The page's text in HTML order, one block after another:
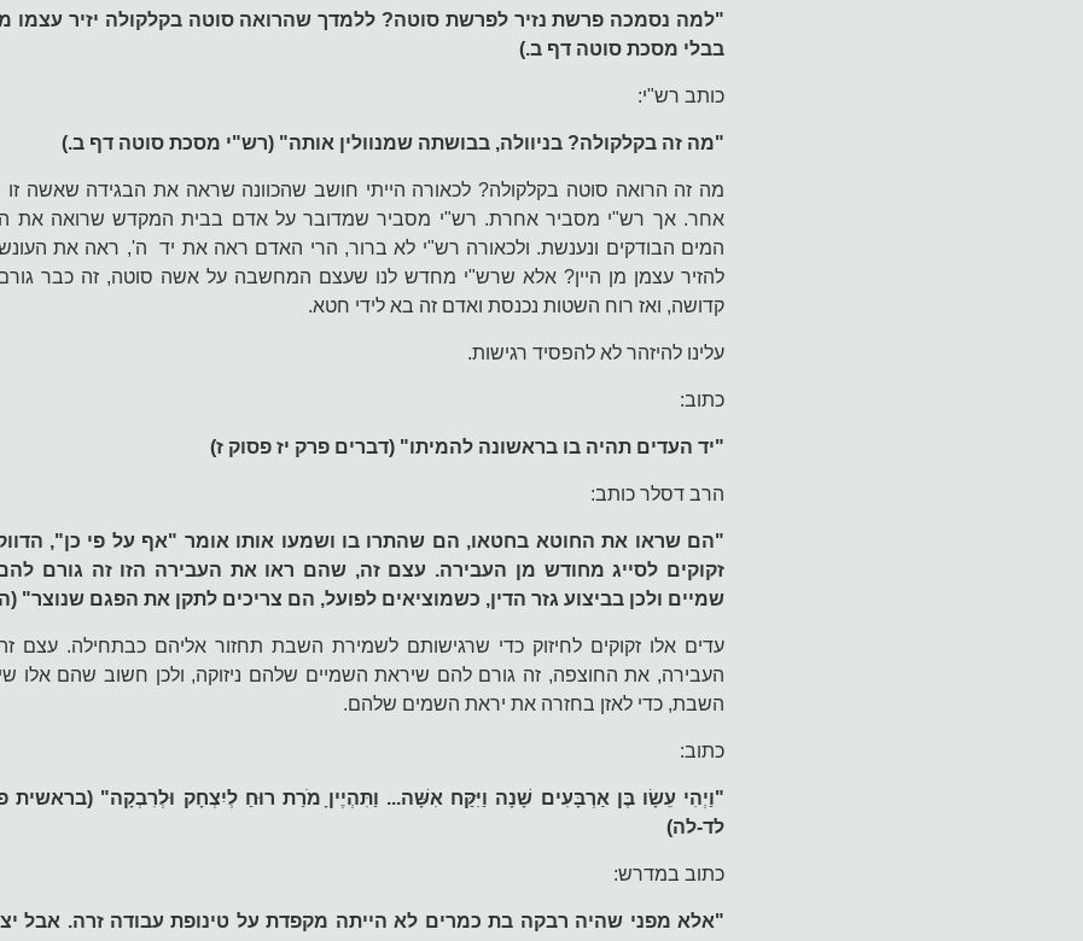
"למה נסמכה פרשת נזיר לפרשת סוטה? ללמדך שהרואה סוטה בקלקולה יזיר עצמו
בבלי מסכת סוטה דף ב.)
כותב רש"י:
"מה זה בקלקולה? בניוולה, בבושתה שמנוולין אותה" (רש"י מסכת סוטה דף ב.)
מה זה הרואה סוטה בקלקולה? לכאורה הייתי חושב שהכוונה שראה את הבגידה שאשה
אחר. אך רש"י מסביר אחרת. רש"י מסביר שמדובר על אדם בבית המקדש שרואה את
המים הבודקים ונענשת. ולכאורה רש"י לא ברור, הרי האדם ראה את יד ה', ראה את
להזיר עצמן מן היין? אלא שרש"י מחדש לנו שעצם המחשבה על אשה סוטה, זה כבר
קדושה, ואז רוח השטות נכנסת ואדם זה בא לידי חטא.
עלינו להיזהר לא להפסיד רגישות.
כתוב:
"יד העדים תהיה בו בראשונה להמיתו" (דברים פרק יז פסוק ז)
הרב דסלר כותב:
"הם שראו את החוטא בחטאו, הם שהתרו בו ושמעו אותו אומר "אף על פי כן",
זקוקים לסייג מחודש מן העבירה. עצם זה, שהם ראו את העבירה הזו זה גורם
שמיים ולכן בביצוע גזר הדין, כשמוציאים לפועל, הם צריכים לתקן את הפגם שנוצר"
עדים אלו זקוקים לחיזוק כדי שרגישותם לשמירת השבת תחזור אליהם כבתחילה. עצם
העבירה, את החוצפה, זה גורם להם שיראת השמיים שלהם ניזוקה, ולכן חשוב שהם אלו
השבת, כדי לאזן בחזרה את יראת השמים שלהם.
כתוב:
"וַיְהִי עֵשָׂו בֶּן אַרְבָּעִים שָׁנָה וַיִּקַּח אִשָּׁה... וַתִּהְיֶיןָ מֹרַת רוּחַ לְיִצְחָק וּלְרִבְקָה" (בראשית
לד-לה)
כתוב במדרש:
"אלא מפני שהיה רבקה בת כמרים לא הייתה מקפדת על טינופת עבודה זרה. אבל